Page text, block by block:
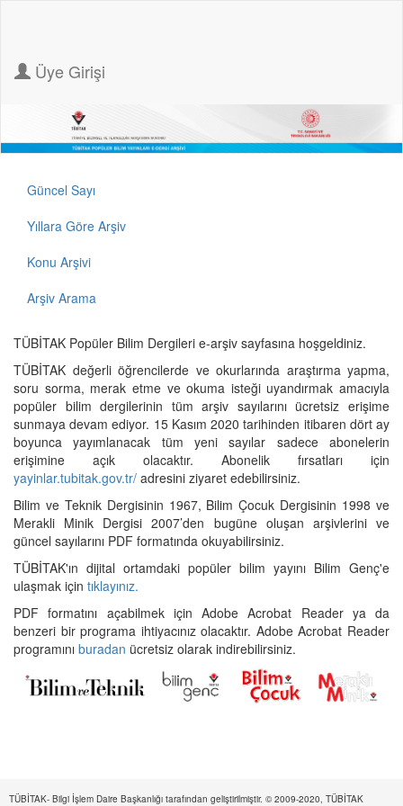
Üye Girişi
Güncel Sayı
Yıllara Göre Arşiv
Konu Arşivi
Arşiv Arama
TÜBİTAK Popüler Bilim Dergileri e-arşiv sayfasına hoşgeldiniz.
TÜBİTAK değerli öğrencilerde ve okurlarında araştırma yapma,
soru sorma, merak etme ve okuma isteği uyandırmak amacıyla
popüler bilim dergilerinin tüm arşiv sayılarını ücretsiz erişime
sunmaya devam ediyor. 15 Kasım 2020 tarihinden itibaren dört ay
boyunca yayımlanacak tüm yeni sayılar sadece abonelerin
erişimine açık olacaktır. Abonelik fırsatları için
yayinlar.tubitak.gov.tr/ adresini ziyaret edebilirsiniz.
Bilim ve Teknik Dergisinin 1967, Bilim Çocuk Dergisinin 1998 ve
Merakli Minik Dergisi 2007’den bugüne oluşan arşivlerini ve
güncel sayılarını PDF formatında okuyabilirsiniz.
TÜBİTAK'ın dijital ortamdaki popüler bilim yayını Bilim Genç'e
ulaşmak için tıklayınız.
PDF formatını açabilmek için Adobe Acrobat Reader ya da
benzeri bir programa ihtiyacınız olacaktır. Adobe Acrobat Reader
programını buradan ücretsiz olarak indirebilirsiniz.
TÜBİTAK- Bilgi İşlem Daire Başkanlığı tarafından geliştirilmiştir. © 2009-2020, TÜBİTAK